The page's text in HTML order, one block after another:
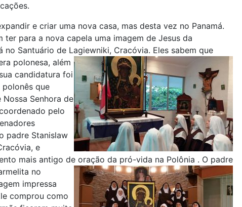
e criar uma nova casa, mas desta vez no Panamá.
ter para a nova capela uma imagem de Jesus da
no Santuário de Lagiewniki, Cracóvia. Eles sabem que
polonesa, além
candidatura foi
polonês que
Senhora de
pelo
padre Stanislaw
e
mais antigo de oração da pró-vida na Polônia . O padre
no
impressa
comprou como